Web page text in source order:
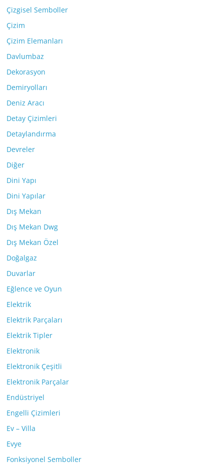
Çizgisel Semboller
Çizim
Çizim Elemanları
Davlumbaz
Dekorasyon
Demiryolları
Deniz Aracı
Detay Çizimleri
Detaylandırma
Devreler
Diğer
Dini Yapı
Dini Yapılar
Dış Mekan
Dış Mekan Dwg
Dış Mekan Özel
Doğalgaz
Duvarlar
Eğlence ve Oyun
Elektrik
Elektrik Parçaları
Elektrik Tipler
Elektronik
Elektronik Çeşitli
Elektronik Parçalar
Endüstriyel
Engelli Çizimleri
Ev – Villa
Evye
Fonksiyonel Semboller